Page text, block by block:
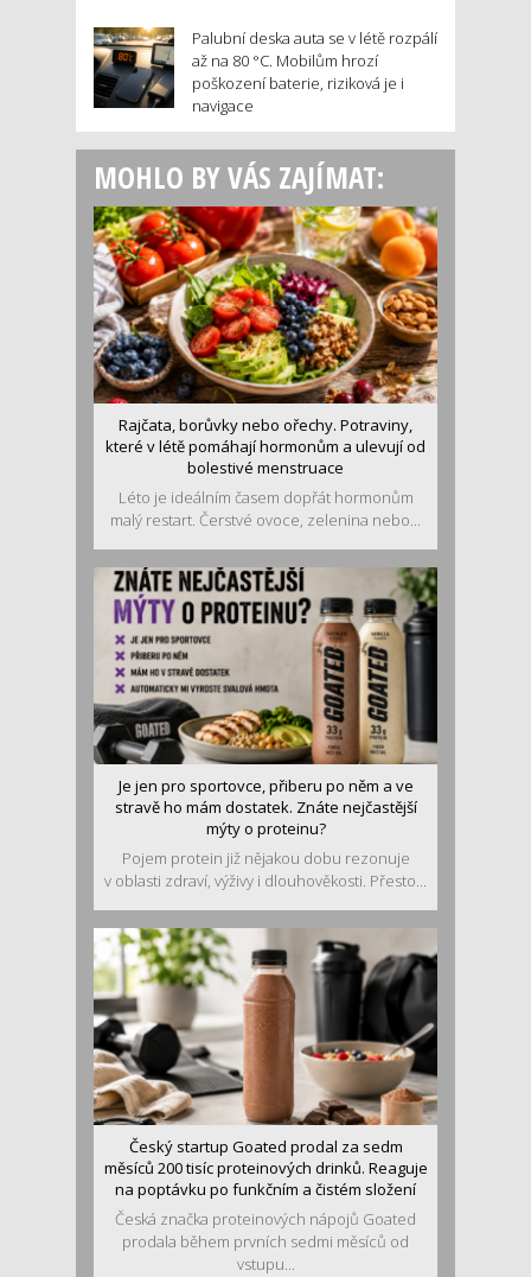
Palubní deska auta se v létě rozpálí
až na 80 °C. Mobilům hrozí
poškození baterie, riziková je i
navigace
MOHLO BY VÁS ZAJÍMAT:
Rajčata, borůvky nebo ořechy. Potraviny,
které v létě pomáhají hormonům a ulevují od
bolestivé menstruace
Léto je ideálním časem dopřát hormonům
malý restart. Čerstvé ovoce, zelenina nebo...
Je jen pro sportovce, přiberu po něm a ve
stravě ho mám dostatek. Znáte nejčastější
mýty o proteinu?
Pojem protein již nějakou dobu rezonuje
v oblasti zdraví, výživy i dlouhověkosti. Přesto...
Český startup Goated prodal za sedm
měsíců 200 tisíc proteinových drinků. Reaguje
na poptávku po funkčním a čistém složení
Česká značka proteinových nápojů Goated
prodala během prvních sedmi měsíců od
vstupu...